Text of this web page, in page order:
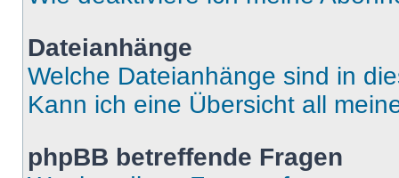
Dateianhänge
Welche Dateianhänge sind in
Kann ich eine Übersicht all
phpBB betreffende Fragen